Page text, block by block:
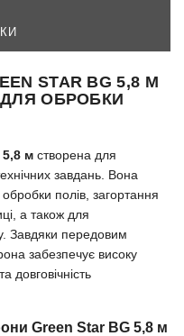
STAR BG 5,8 М
ОБРОБКИ
5,8 м створена для
завдань. Вона
полів, загортання
а також для
Завдяки передовим
забезпечує високу
довговічність
Green Star BG 5,8 м